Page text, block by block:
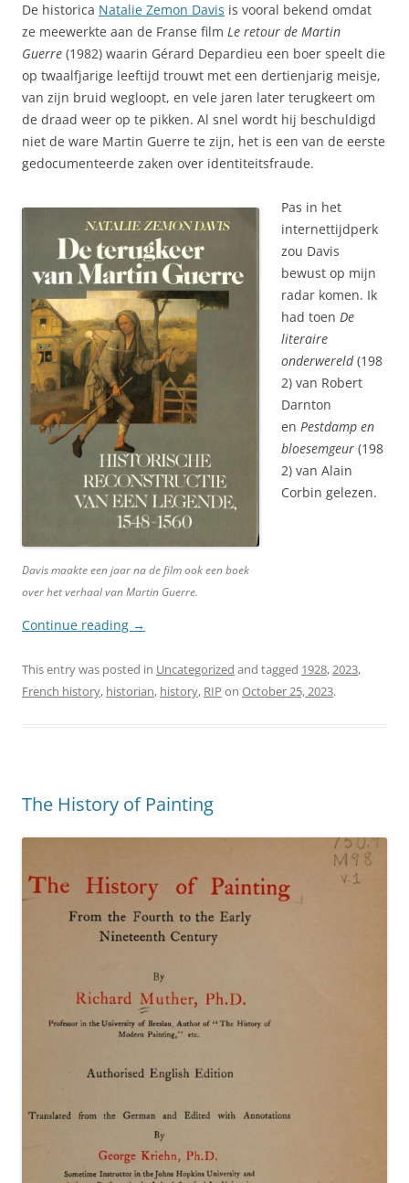
De historica Natalie Zemon Davis is vooral bekend omdat
ze meewerkte aan de Franse film Le retour de Martin
Guerre (1982) waarin Gérard Depardieu een boer speelt die
op twaalfjarige leeftijd trouwt met een dertienjarig meisje,
van zijn bruid wegloopt, en vele jaren later terugkeert om
de draad weer op te pikken. Al snel wordt hij beschuldigd
niet de ware Martin Guerre te zijn, het is een van de eerste
gedocumenteerde zaken over identiteitsfraude.
Davis maakte een jaar na de film ook een boek
over het verhaal van Martin Guerre.
Pas in het
internettijdperk
zou Davis
bewust op mijn
radar komen. Ik
had toen De
literaire
onderwereld(198
2) van Robert
Darnton
en Pestdamp en
bloesemgeur (198
2) van Alain
Corbin gelezen.
Continue reading →
This entry was posted in Uncategorized and tagged 1928,2023,
French history, historian, history, RIP on October 25, 2023.
The History of Painting